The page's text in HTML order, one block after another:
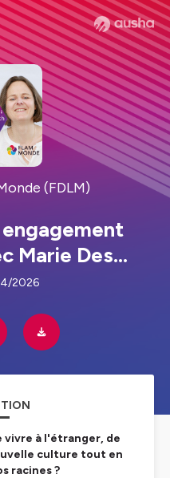
(FDLM)
Marie Des
2026
vivre à l'étranger, de
culture tout en
racines ?